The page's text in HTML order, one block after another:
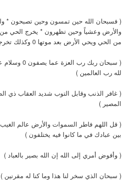
( فسبحان الله حين تمسون وحين تصبحون *
والأرض وعشياً وحين تظهرون * يخرج الحي
من الحي ويحي الأرض بعد موتها 0 وكذلك تخرجون )
لله رب العالمين )
( غافر الذنب وقابل التوب شديد العقاب ذي
المصير )
( قل اللهم فاطر السموات والأرض عالم
بين عبادك في ما كانوا فيه يختلفون )
( وأفوض أمري إلى الله إن الله بصير بالعباد )
( سبحان الذي سخر لنا هذا وما كنا له مقرنين )